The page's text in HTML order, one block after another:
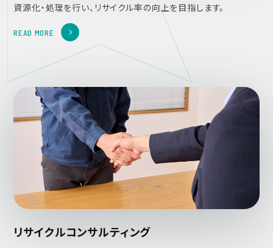
資源化・処理を行い、リサイクル率の向上を目指します。
READ MORE
リサイクルコンサルティング